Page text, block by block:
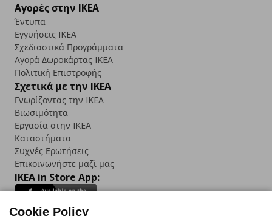
Αγορές στην IKEA
Έντυπα
Εγγυήσεις IKEA
Σχεδιαστικά Προγράμματα
Αγορά Δωρoκάρτας IKEA
Πολιτική Επιστροφής
Σχετικά με την IKEA
Γνωρίζοντας την IKEA
Βιωσιμότητα
Εργασία στην IKEA
Καταστήματα
Συχνές Ερωτήσεις
Επικοινωνήστε μαζί μας
IKEA in Store App:
Cookie Policy